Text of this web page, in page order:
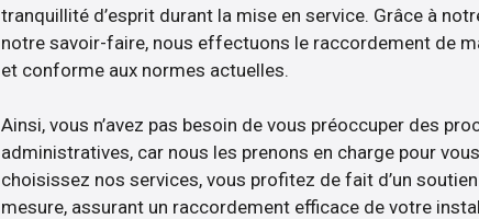
tranquillité d’esprit durant la mise en service. Grâce à
notre savoir-faire, nous effectuons le raccordement de
et conforme aux normes actuelles.
Ainsi, vous n’avez pas besoin de vous préoccuper des
administratives, car nous les prenons en charge pour
choisissez nos services, vous profitez de fait d’un
mesure, assurant un raccordement efficace de votre